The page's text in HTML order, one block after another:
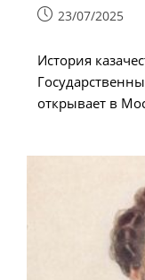
Запись23/07/2025
История
открывает в